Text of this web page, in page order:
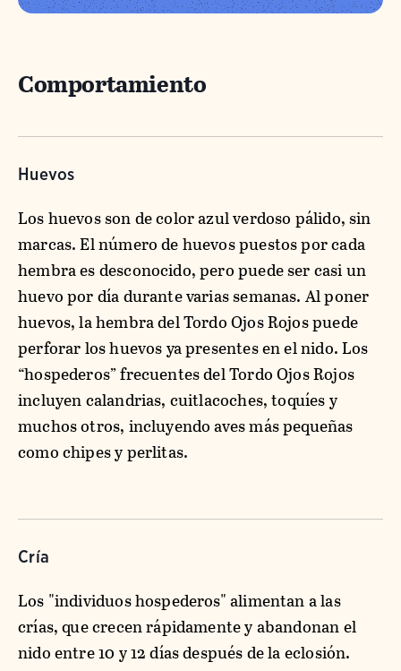
Comportamiento
Huevos
Los huevos son de color azul verdoso pálido, sin
marcas. El número de huevos puestos por cada
hembra es desconocido, pero puede ser casi un
huevo por día durante varias semanas. Al poner
huevos, la hembra del Tordo Ojos Rojos puede
perforar los huevos ya presentes en el nido. Los
“hospederos” frecuentes del Tordo Ojos Rojos
incluyen calandrias, cuitlacoches, toquíes y
muchos otros, incluyendo aves más pequeñas
como chipes y perlitas.
Cría
Los "individuos hospederos" alimentan a las
crías, que crecen rápidamente y abandonan el
nido entre 10 y 12 días después de la eclosión.